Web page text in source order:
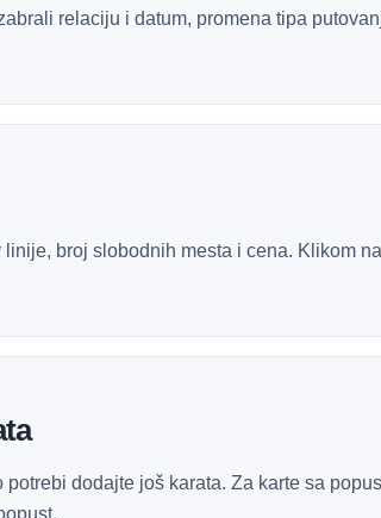
relaciju i datum, promena tipa
broj slobodnih mesta i cena. Klikom
dodajte još karata. Za karte sa